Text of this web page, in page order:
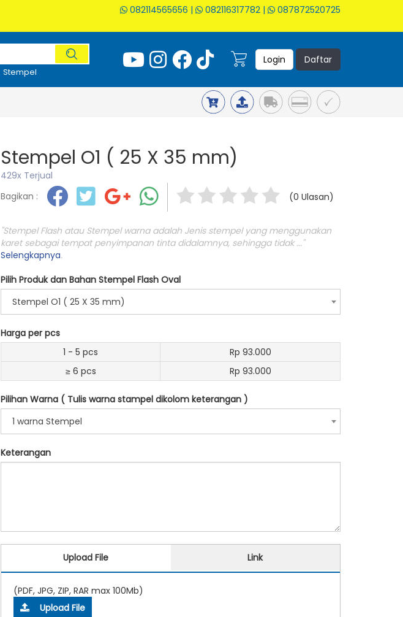
082114565656 | 082116317782 | 087872520725
Stempel
Login Daftar
Stempel O1 ( 25 X 35 mm)
429x Terjual
Bagikan :
(0 Ulasan)
"Stempel Flash atau Stempel warna adalah Jenis stempel yang menggunakan
karet sebagai tempat penyimpanan tinta didalamnya, sehingga tidak ..."
Selengkapnya.
Pilih Produk dan Bahan Stempel Flash Oval
Stempel O1 ( 25 X 35 mm)
Harga per pcs
1 - 5 pcs
Rp 93.000
≥ 6 pcs
Rp 93.000
Pilihan Warna ( Tulis warna stampel dikolom keterangan )
1 warna Stempel
Keterangan
Upload File Link
(PDF, JPG, ZIP, RAR max 100Mb)
Upload File